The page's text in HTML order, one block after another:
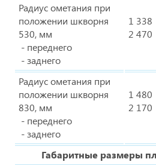
Радиус ометания при
положении шкворня
530, мм
- переднего
- заднего
1 338
2 470
Радиус ометания при
положении шкворня
830, мм
- переднего
- заднего
1 480
2 170
Габаритные размеры